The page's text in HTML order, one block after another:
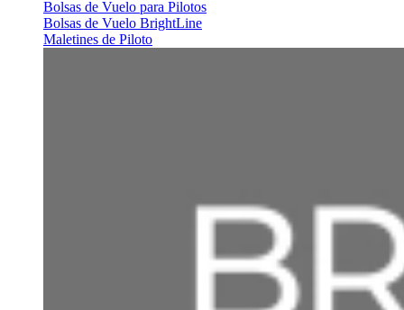
Bolsas de Vuelo para Pilotos
Bolsas de Vuelo BrightLine
Maletines de Piloto